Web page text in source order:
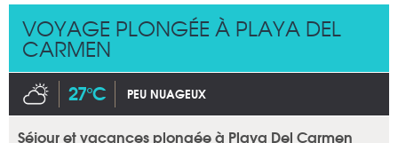
VOYAGE PLONGÉE À PLAYA DEL
CARMEN
27°C PEU NUAGEUX
Séjour et vacances plongée à Playa Del Carmen